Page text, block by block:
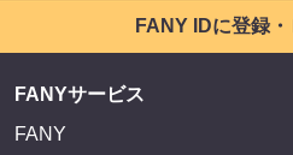
FANY IDに登録
FANYサービス
FANY